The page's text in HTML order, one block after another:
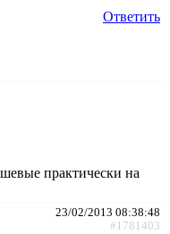
Ответить
практически на
23/02/2013 08:38:48
#1781403